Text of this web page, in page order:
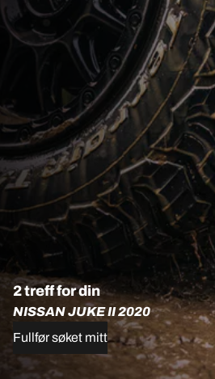
2 treff for din
NISSAN JUKE II 2020
Fullfør søket mitt